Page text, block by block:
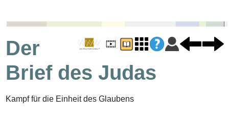
Der
Brief des Judas
Kampf für die Einheit des Glaubens